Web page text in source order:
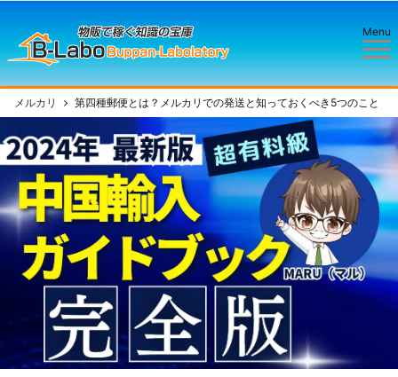
Menu
メルカリ 第四種郵便とは？メルカリでの発送と知っておくべき5つのこと